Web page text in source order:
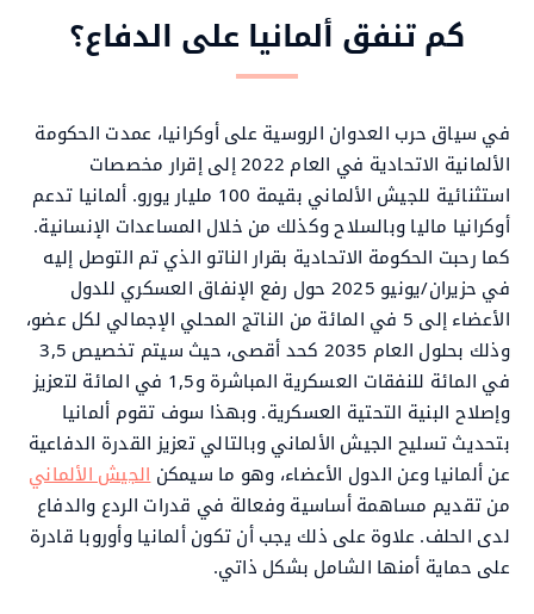
كم تنفق ألمانيا على الدفاع؟
في سياق حرب العدوان الروسية على أوكرانيا، عمدت الحكومة
الألمانية الاتحادية في العام 2022 إلى إقرار مخصصات
استثنائية للجيش الألماني بقيمة 100 مليار يورو. ألمانيا تدعم
أوكرانيا ماليا وبالسلاح وكذلك من خلال المساعدات الإنسانية.
كما رحبت الحكومة الاتحادية بقرار الناتو الذي تم التوصل إليه
في حزيران/يونيو 2025 حول رفع الإنفاق العسكري للدول
الأعضاء إلى 5 في المائة من الناتج المحلي الإجمالي لكل عضو،
وذلك بحلول العام 2035 كحد أقصى، حيث سيتم تخصيص 3,5
في المائة للنفقات العسكرية المباشرة و1,5 في المائة لتعزيز
وإصلاح البنية التحتية العسكرية. وبهذا سوف تقوم ألمانيا
بتحديث تسليح الجيش الألماني وبالتالي تعزيز القدرة الدفاعية
عن ألمانيا وعن الدول الأعضاء، وهو ما سيمكن الجيش الألماني
من تقديم مساهمة أساسية وفعالة في قدرات الردع والدفاع
لدى الحلف. علاوة على ذلك يجب أن تكون ألمانيا وأوروبا قادرة
على حماية أمنها الشامل بشكل ذاتي.